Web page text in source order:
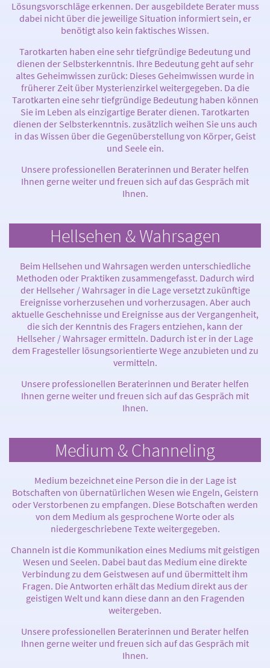
Lösungsvorschläge erkennen. Der ausgebildete Berater muss
dabei nicht über die jeweilige Situation informiert sein, er
benötigt also kein faktisches Wissen.
Tarotkarten haben eine sehr tiefgründige Bedeutung und
dienen der Selbsterkenntnis. Ihre Bedeutung geht auf sehr
altes Geheimwissen zurück: Dieses Geheimwissen wurde in
früherer Zeit über Mysterienzirkel weitergegeben. Da die
Tarotkarten eine sehr tiefgründige Bedeutung haben können
Sie im Leben als einzigartige Berater dienen. Tarotkarten
dienen der Selbsterkenntnis. zusätzlich weihen Sie uns auch
in das Wissen über die Gegenüberstellung von Körper, Geist
und Seele ein.
Unsere professionellen Beraterinnen und Berater helfen
Ihnen gerne weiter und freuen sich auf das Gespräch mit
Ihnen.
Hellsehen & Wahrsagen
Beim Hellsehen und Wahrsagen werden unterschiedliche
Methoden oder Praktiken zusammengefasst. Dadurch wird
der Hellseher / Wahrsager in die Lage versetzt zukünftige
Ereignisse vorherzusehen und vorherzusagen. Aber auch
aktuelle Geschehnisse und Ereignisse aus der Vergangenheit,
die sich der Kenntnis des Fragers entziehen, kann der
Hellseher / Wahrsager ermitteln. Dadurch ist er in der Lage
dem Fragesteller lösungsorientierte Wege anzubieten und zu
vermitteln.
Unsere professionellen Beraterinnen und Berater helfen
Ihnen gerne weiter und freuen sich auf das Gespräch mit
Ihnen.
Medium & Channeling
Medium bezeichnet eine Person die in der Lage ist
Botschaften von übernatürlichen Wesen wie Engeln, Geistern
oder Verstorbenen zu empfangen. Diese Botschaften werden
von dem Medium als gesprochene Worte oder als
niedergeschriebene Texte weitergegeben.
Channeln ist die Kommunikation eines Mediums mit geistigen
Wesen und Seelen. Dabei baut das Medium eine direkte
Verbindung zu dem Geistwesen auf und übermittelt ihm
Fragen. Die Antworten erhält das Medium direkt aus der
geistigen Welt und kann diese dann an den Fragenden
weitergeben.
Unsere professionellen Beraterinnen und Berater helfen
Ihnen gerne weiter und freuen sich auf das Gespräch mit
Ihnen.